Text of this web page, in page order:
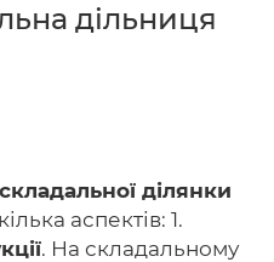
дільниця
ділянки
аспектів: 1.
. На складальному